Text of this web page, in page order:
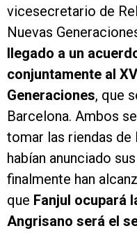
vicesecretario de
Nuevas
llegado a un
conjuntamente al
Generaciones, que
Barcelona. Ambos
tomar las riendas de
habían anunciado
finalmente han
que Fanjul ocupará
Angrisano será el